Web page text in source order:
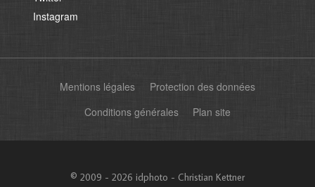
Instagram
Mentions légales
Protection des données
Conditions générales
Plan site
© 2009 - 2026 idphoto - Christian Kettner